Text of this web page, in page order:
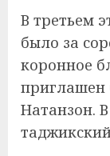
В третьем
было за
коронное
приглашен
Натанзон.